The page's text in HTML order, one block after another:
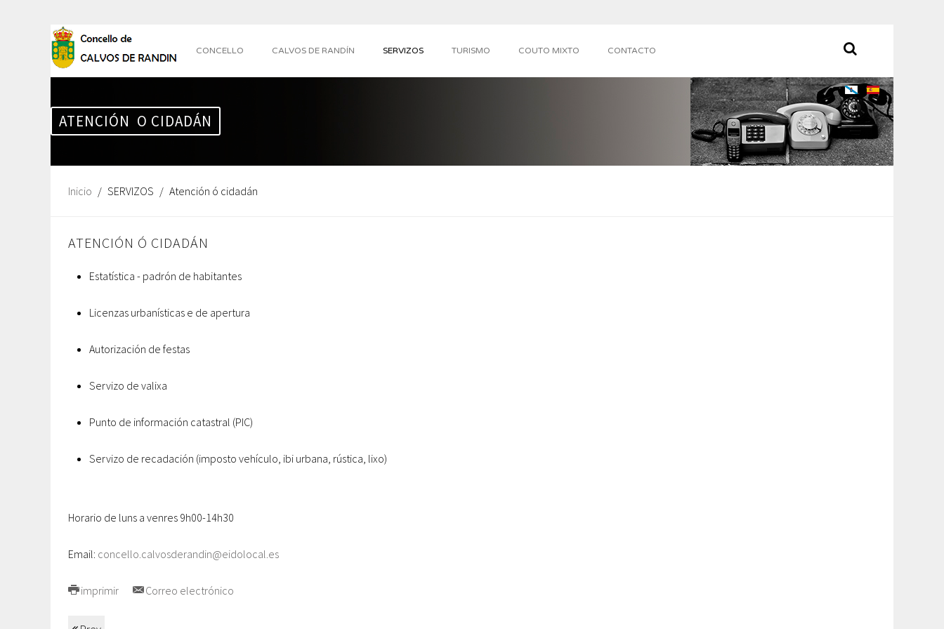
CONCELLO CALVOS DE RANDÍN SERVIZOS TURISMO COUTO MIXTO CONTACTO
ATENCIÓN O CIDADÁN
Inicio SERVIZOS Atención ó cidadán
ATENCIÓN Ó CIDADÁN
Estatística - padrón de habitantes
Licenzas urbanísticas e de apertura
Autorización de festas
Servizo de valixa
Punto de información catastral (PIC)
Servizo de recadación (imposto vehículo, ibi urbana, rústica, lixo)
Horario de luns a venres 9h00-14h30
Email: concello.calvosderandin@eidolocal.es
imprimir Correo electrónico